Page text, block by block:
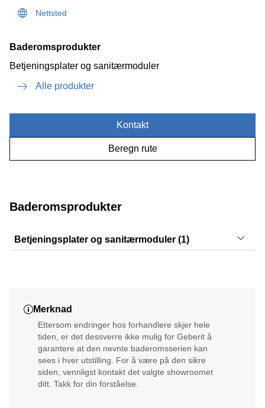
Nettsted
Baderomsprodukter
Betjeningsplater og sanitærmoduler
Alle produkter
Kontakt
Beregn rute
Baderomsprodukter
Betjeningsplater og sanitærmoduler (1)
Merknad
Ettersom endringer hos forhandlere skjer hele
tiden, er det dessverre ikke mulig for Geberit å
garantere at den nevnte baderomsserien kan
sees i hver utstilling. For å være på den sikre
siden, vennligst kontakt det valgte showroomet
ditt. Takk for din forståelse.